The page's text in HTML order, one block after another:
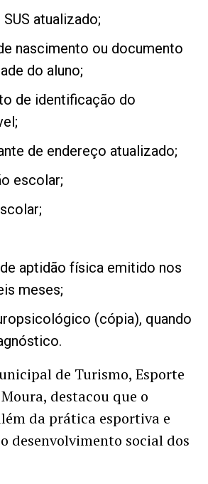
atualizado;
nascimento ou documento
do aluno;
de identificação do
de endereço atualizado;
escolar;
aptidão física emitido nos
meses;
(cópia), quando
de Turismo, Esporte
destacou que o
da prática esportiva e
desenvolvimento social dos